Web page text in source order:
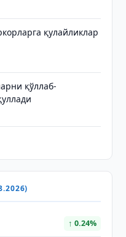
қулайликлар
қўллаб-
↑ 0.24%